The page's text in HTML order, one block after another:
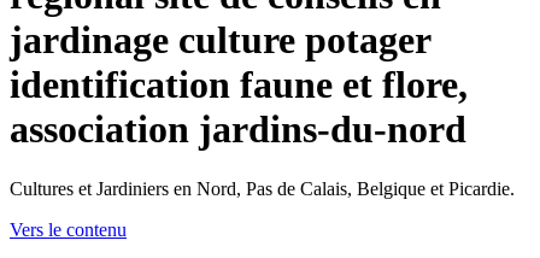
jardinage culture potager
identification faune et flore,
association jardins-du-nord
Cultures et Jardiniers en Nord, Pas de Calais, Belgique et Picardie.
Vers le contenu